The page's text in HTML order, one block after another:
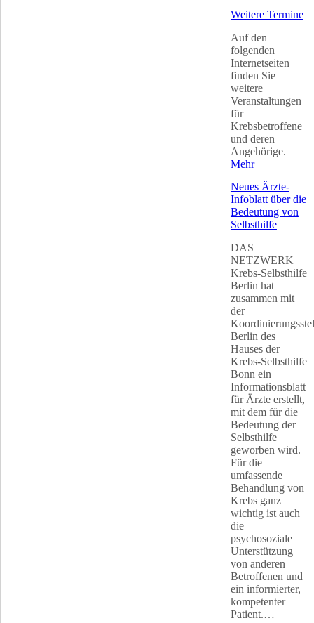
Weitere Termine
Auf den
folgenden
Internetseiten
finden Sie
weitere
Veranstaltungen
für
Krebsbetroffene
und deren
Angehörige.
Mehr
Neues Ärzte-
Infoblatt über die
Bedeutung von
Selbsthilfe
DAS
NETZWERK
Krebs-Selbsthilfe
Berlin hat
zusammen mit
der
Berlin des
Hauses der
Krebs-Selbsthilfe
Bonn ein
Informationsblatt
für Ärzte erstellt,
mit dem für die
Bedeutung der
Selbsthilfe
geworben wird.
Für die
umfassende
Behandlung von
Krebs ganz
wichtig ist auch
die
psychosoziale
Unterstützung
von anderen
Betroffenen und
ein informierter,
kompetenter
Patient.…